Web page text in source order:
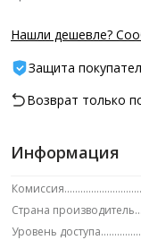
Нашли дешевле?
Защита
Возврат только
Информация
Комиссия
Страна производитель
Уровень доступа